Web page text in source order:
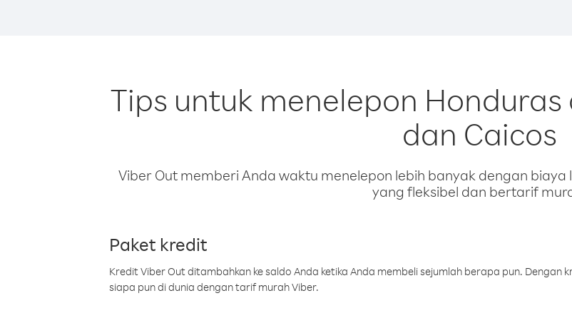
Tips untuk menelepon
dan Caicos
Viber Out memberi Anda waktu menelepon lebih banyak dengan biaya
yang fleksibel dan bertarif
Paket kredit
Kredit Viber Out ditambahkan ke saldo Anda ketika Anda membeli sejumlah berapa pun. Dengan
siapa pun di dunia dengan tarif murah Viber.